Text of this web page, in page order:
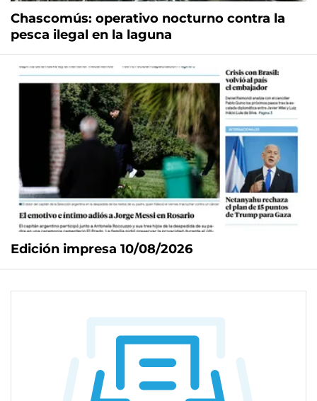
Chascomús: operativo nocturno contra la
pesca ilegal en la laguna
Edición impresa 10/08/2026